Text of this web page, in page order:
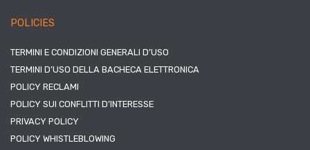
POLICIES
TERMINI E CONDIZIONI GENERALI D’USO
TERMINI D’USO DELLA BACHECA ELETTRONICA
POLICY RECLAMI
POLICY SUI CONFLITTI D’INTERESSE
PRIVACY POLICY
POLICY WHISTLEBLOWING